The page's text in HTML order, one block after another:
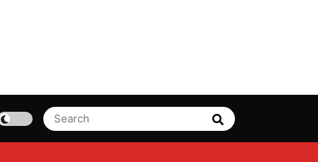
Search
for:
Search